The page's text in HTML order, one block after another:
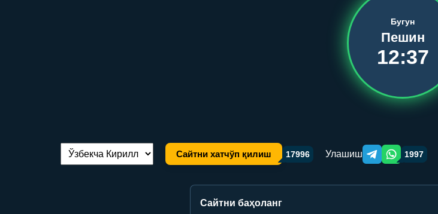
Бугун
Пешин
12:37
Тилни алмаштириш: Сайтни хатчўп қилиш 17996 Улашиш Telegram orqali
WhatsApp
1997
Сайтни баҳоланг